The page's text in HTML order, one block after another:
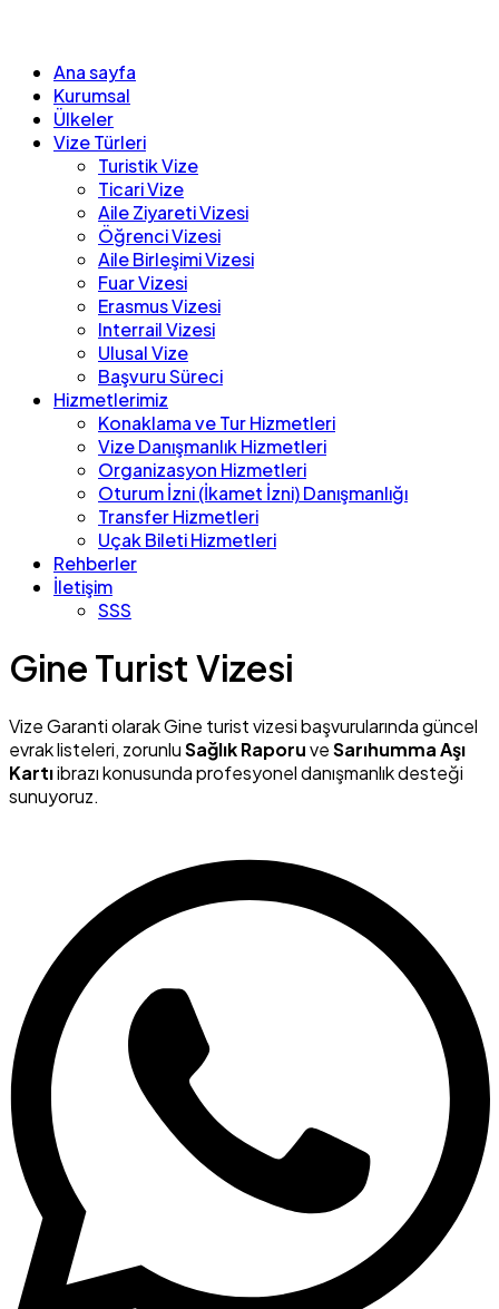
Ana sayfa
Kurumsal
Ülkeler
Vize Türleri
Turistik Vize
Ticari Vize
Aile Ziyareti Vizesi
Öğrenci Vizesi
Aile Birleşimi Vizesi
Fuar Vizesi
Erasmus Vizesi
Interrail Vizesi
Ulusal Vize
Başvuru Süreci
Hizmetlerimiz
Konaklama ve Tur Hizmetleri
Vize Danışmanlık Hizmetleri
Organizasyon Hizmetleri
Oturum İzni (İkamet İzni) Danışmanlığı
Transfer Hizmetleri
Uçak Bileti Hizmetleri
Rehberler
İletişim
SSS
Gine Turist Vizesi
Vize Garanti olarak Gine turist vizesi başvurularında güncel
evrak listeleri, zorunluSağlık RaporuveSarıhumma Aşı
Kartıibrazı konusunda profesyonel danışmanlık desteği
sunuyoruz.